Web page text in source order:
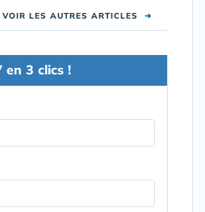
VOIR LES AUTRES ARTICLES ➜
en 3 clics !